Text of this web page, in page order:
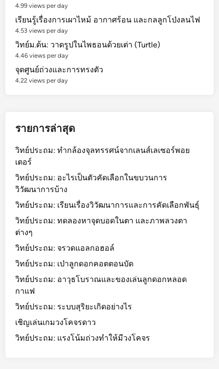
4.99 views per day
เรียนรู้เรื่องการเผาไหม้ อากาศร้อน และกลลูกโป่งลนไฟ
4.53 views per day
วิทย์ม.ต้น: วาดรูปในไพธอนด้วยเต่า (Turtle)
4.46 views per day
จุดศูนย์ถ่วงและการทรงตัว
4.22 views per day
รายการล่าสุด
วิทย์ประถม: ทำกล้องจุลทรรศน์จากเลนส์เลเซอร์พอย
เตอร์
วิทย์ประถม: อะไรเป็นตัวคัดเลือกในขบวนการ
วิวัฒนาการบ้าง
วิทย์ประถม: เรียนเรื่องวิวัฒนาการและการคัดเลือกพันธุ์
วิทย์ประถม: ทดลองหาจุดบอดในตา และภาพลวงตา
ต่างๆ
วิทย์ประถม: จรวดแอลกอฮอล์
วิทย์ประถม: เป่าลูกดอกคอตตอนบัด
วิทย์ประถม: อาวุธโบราณและของเล่นลูกดอกหลอด
กาแฟ
วิทย์ประถม: ระบบสุริยะเกิดอย่างไร
เชิญเล่นเกมวงโคจรดาว
วิทย์ประถม: แรงโน้มถ่วงทำให้มีวงโคจร